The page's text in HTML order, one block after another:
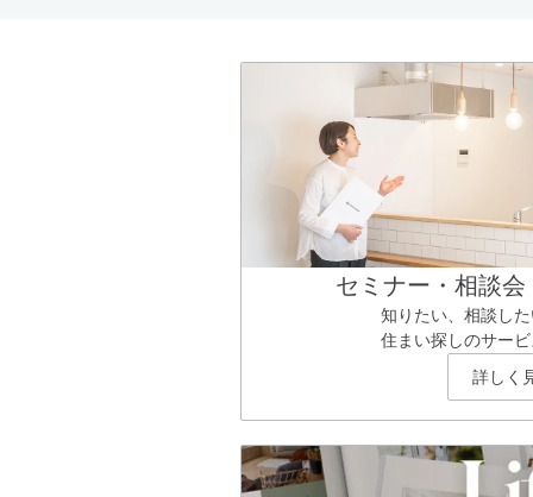
セミナー・相談
知りたい、相談し
住まい探しのサー
詳しく